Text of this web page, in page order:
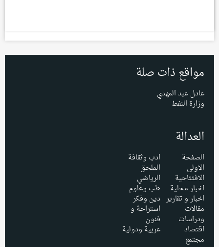
مواقع ذات صلة
عادل عبد المهدي
وزارة النفط
العدالة
الصفحة
الاولى
الافتتاحية
اخبار محلية
اخبار و تقارير
مقالات
ودراسات
اقتصاد
مجتمع
ادب وثقافة
الملحق
الرياضي
طب وعلوم
دين وفكر
استراحة و
فنون
عربية ودولية